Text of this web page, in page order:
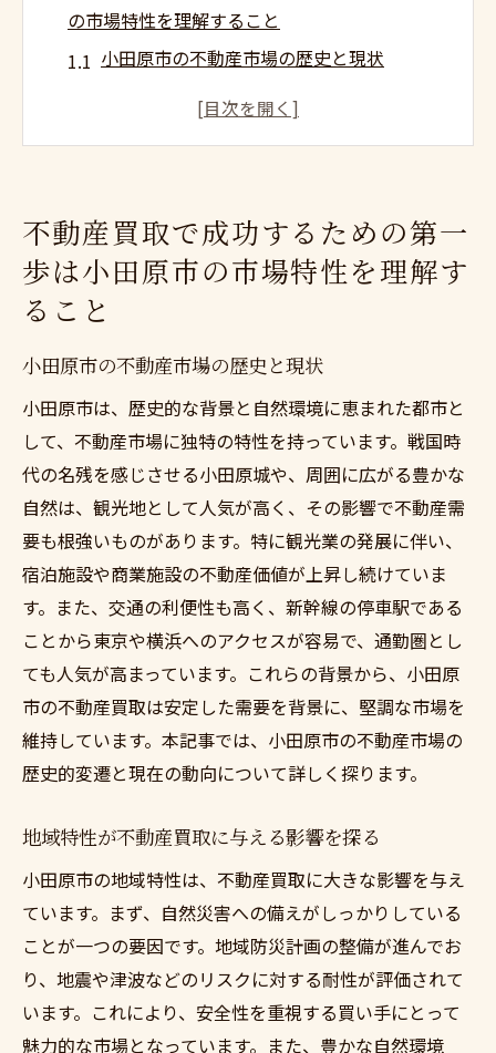
の市場特性を理解すること
小田原市の不動産市場の歴史と現状
地域特性が不動産買取に与える影響を探る
小田原市の不動産市場でのリスクとチャン
ス
口コミを活用して小田原市の信頼できる不動産
買取業者を見つけよう
信頼性のある口コミの見極め方
地域の声を活かした業者選びのポイント
評判の良い業者の特徴とは
口コミを活用した業者比較の手法
不動産買取業者選びにおける口コミの活用
術
安心して取引を進めるためには不動産買取の口
コミをどう活用するか
口コミの信頼性を高めるためのチェックポ
イント
口コミをもとにした交渉テクニック
不動産買取の成功事例を口コミで探る
トラブル回避のための口コミ活用法
安心取引のための口コミ活用チェックリス
ト
地域の声をもとに不動産買取業者を選ぶ際の注
意点
不動産買取で成功するための第一
歩は小田原市の市場特性を理解す
ること
小田原市の不動産市場の歴史と現状
小田原市は、歴史的な背景と自然環境に恵まれた都市と
して、不動産市場に独特の特性を持っています。戦国時
代の名残を感じさせる小田原城や、周囲に広がる豊かな
自然は、観光地として人気が高く、その影響で不動産需
要も根強いものがあります。特に観光業の発展に伴い、
宿泊施設や商業施設の不動産価値が上昇し続けていま
す。また、交通の利便性も高く、新幹線の停車駅である
ことから東京や横浜へのアクセスが容易で、通勤圏とし
ても人気が高まっています。これらの背景から、小田原
市の不動産買取は安定した需要を背景に、堅調な市場を
維持しています。本記事では、小田原市の不動産市場の
歴史的変遷と現在の動向について詳しく探ります。
地域特性が不動産買取に与える影響を探る
小田原市の地域特性は、不動産買取に大きな影響を与え
ています。まず、自然災害への備えがしっかりしている
ことが一つの要因です。地域防災計画の整備が進んでお
り、地震や津波などのリスクに対する耐性が評価されて
います。これにより、安全性を重視する買い手にとって
魅力的な市場となっています。また、豊かな自然環境